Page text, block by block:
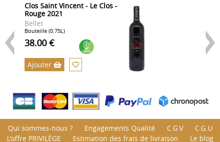
Clos Saint Vincent - Le Clos -
Rouge 2021
Bellet
Bouteille (0.75L)
38.00 €
Ajouter
Qui sommes-nous ? Engagements Qualité C.G.V
C.G.U
L'offre PRIVILÈGE
Estimation des frais de livraison Le blog